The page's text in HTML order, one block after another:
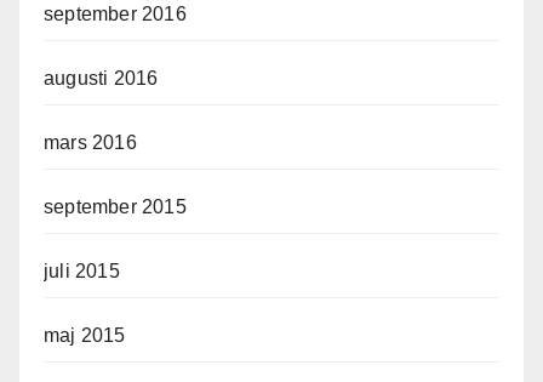
september 2016
augusti 2016
mars 2016
september 2015
juli 2015
maj 2015